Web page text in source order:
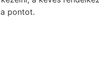
pontot.